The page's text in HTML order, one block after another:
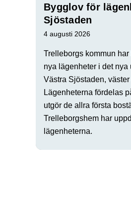
Bygglov för
Sjöstaden
4 augusti 2026
Trelleborgs kommun
nya lägenheter i det
Västra Sjöstaden,
Lägenheterna fördelas
utgör de allra första
Trelleborgshem har
lägenheterna.